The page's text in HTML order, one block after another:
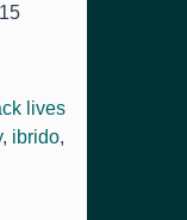
lives
, ibrido,